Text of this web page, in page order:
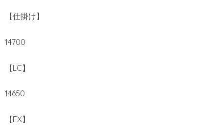
【仕掛け】
14700
【LC】
14650
【EX】